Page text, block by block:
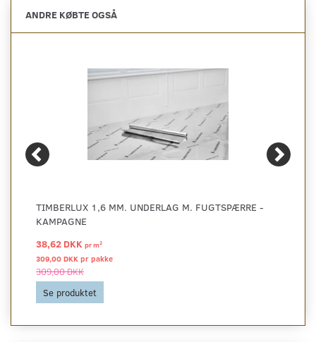
ANDRE KØBTE OGSÅ
TIMBERLUX 1,6 MM. UNDERLAG M. FUGTSPÆRRE -
KAMPAGNE
38,62 DKK prm2
309,00 DKK pr pakke
309,00 DKK
Se produktet